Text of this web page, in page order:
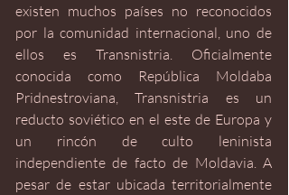
existen muchos países no reconocidos
por la comunidad internacional, uno de
ellos es Transnistria. Oficialmente
conocida como República Moldaba
Pridnestroviana, Transnistria es un
reducto soviético en el este de Europa y
un rincón de culto leninista
independiente de facto de Moldavia. A
pesar de estar ubicada territorialmente